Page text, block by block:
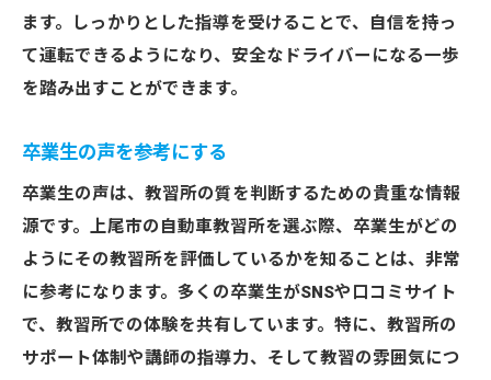
ます。しっかりとした指導を受けることで、自信を持っ
て運転できるようになり、安全なドライバーになる一歩
を踏み出すことができます。
卒業生の声を参考にする
卒業生の声は、教習所の質を判断するための貴重な情報
源です。上尾市の自動車教習所を選ぶ際、卒業生がどの
ようにその教習所を評価しているかを知ることは、非常
に参考になります。多くの卒業生がSNSや口コミサイト
で、教習所での体験を共有しています。特に、教習所の
サポート体制や講師の指導力、そして教習の雰囲気につ